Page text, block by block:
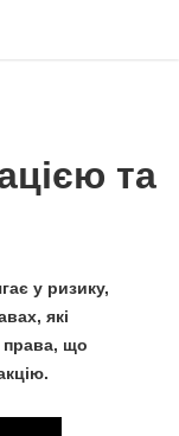
та
у ризику,
які
права, що